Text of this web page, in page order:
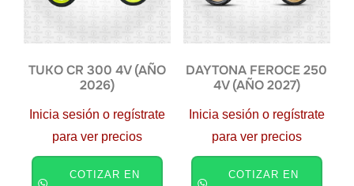
TUKO CR 300 4V (AÑO
2026)
Inicia sesión o regístrate
para ver precios
COTIZAR EN
DAYTONA FEROCE 250
4V (AÑO 2027)
Inicia sesión o regístrate
para ver precios
COTIZAR EN